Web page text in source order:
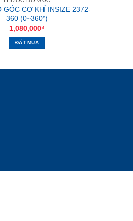
GÓC CƠ KHÍ INSIZE 2372-
360 (0~360°)
1,080,000₫
ĐẶT MUA